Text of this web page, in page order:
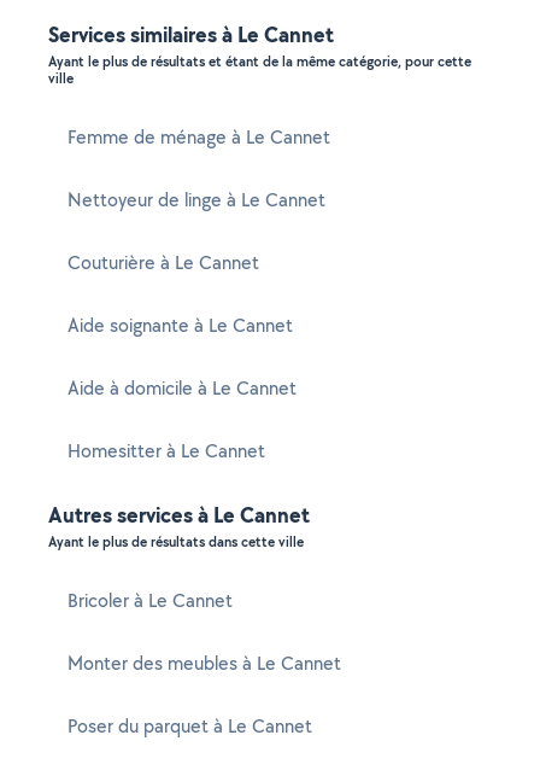
Services similaires à Le Cannet
Ayant le plus de résultats et étant de la même catégorie, pour cette
ville
Femme de ménage à Le Cannet
Nettoyeur de linge à Le Cannet
Couturière à Le Cannet
Aide soignante à Le Cannet
Aide à domicile à Le Cannet
Homesitter à Le Cannet
Autres services à Le Cannet
Ayant le plus de résultats dans cette ville
Bricoler à Le Cannet
Monter des meubles à Le Cannet
Poser du parquet à Le Cannet